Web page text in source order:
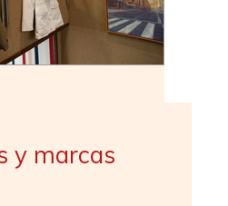
y marcas